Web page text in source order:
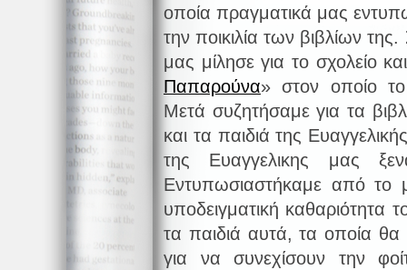
οποία πραγματικά μας
την ποικιλία των βιβλίων
μας μίλησε για το σχολείο
Παπαρούνα» στον οποίο
Μετά συζητήσαμε για τα
και τα παιδιά της
της Ευαγγελικης μας
Εντυπωσιαστήκαμε από το
υποδειγματική καθαριότητα
τα παιδιά αυτά, τα οποία
για να συνεχίσουν την